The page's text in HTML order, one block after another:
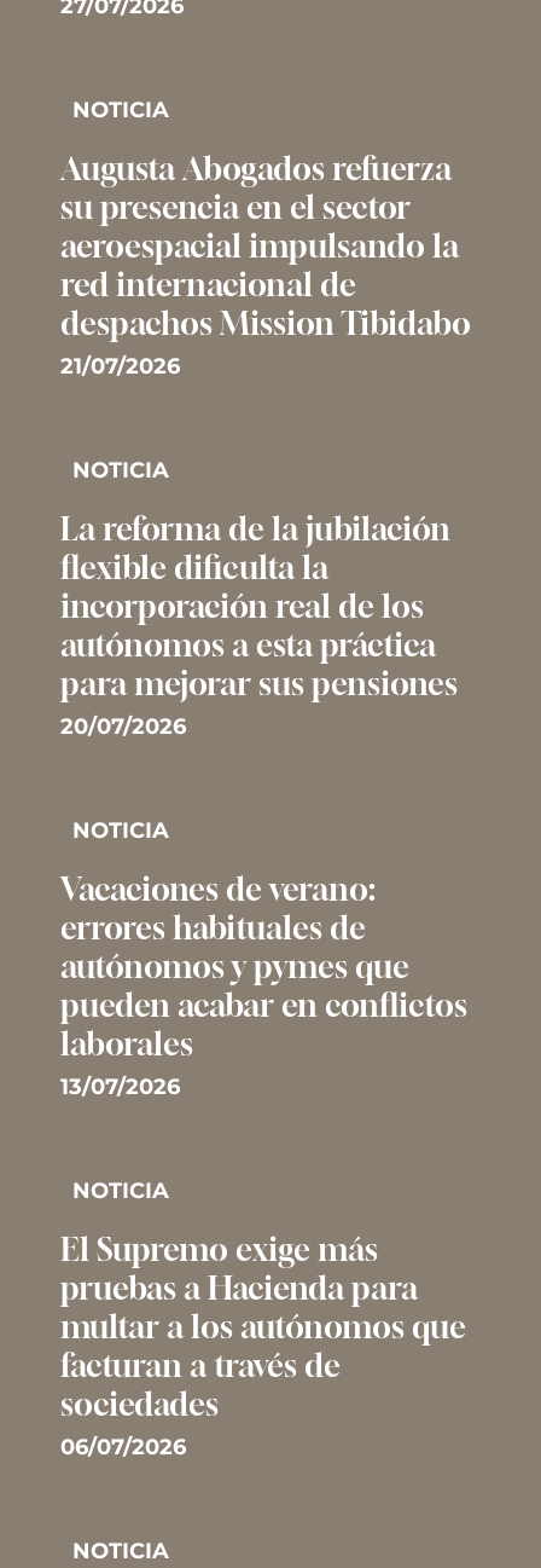
27/07/2026
NOTICIA
Augusta Abogados refuerza
su presencia en el sector
aeroespacial impulsando la
red internacional de
despachos Mission Tibidabo
21/07/2026
NOTICIA
La reforma de la jubilación
flexible dificulta la
incorporación real de los
autónomos a esta práctica
para mejorar sus pensiones
20/07/2026
NOTICIA
Vacaciones de verano:
errores habituales de
autónomos y pymes que
pueden acabar en conflictos
laborales
13/07/2026
NOTICIA
El Supremo exige más
pruebas a Hacienda para
multar a los autónomos que
facturan a través de
sociedades
06/07/2026
NOTICIA